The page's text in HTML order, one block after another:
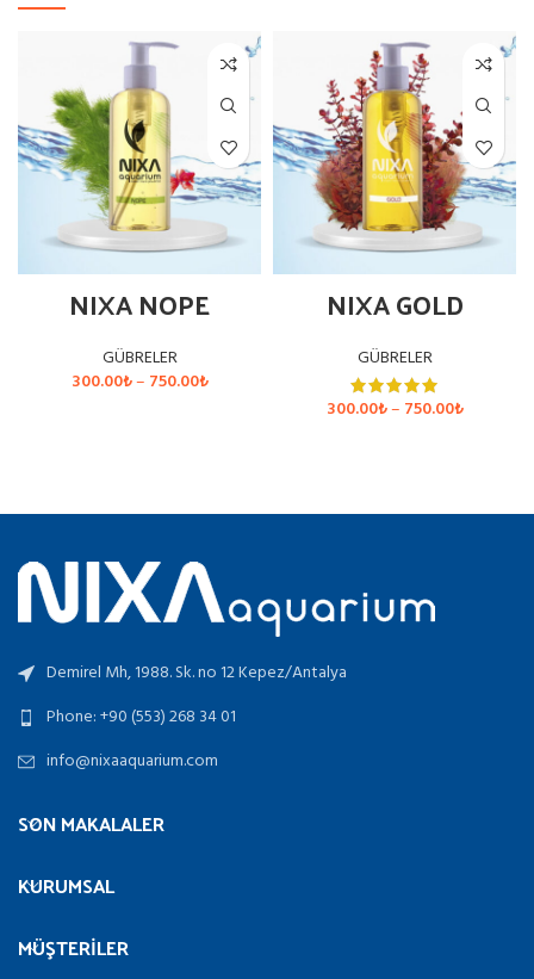
NIXA NOPE
GÜBRELER
300.00₺– 750.00₺Fiyat
NIXA GOLD
GÜBRELER
300.00₺– 750.00₺Fiyat
Demirel Mh, 1988. Sk. no 12 Kepez/Antalya
Phone: +90 (553) 268 34 01
info@nixaaquarium.com
SON MAKALALER
KURUMSAL
MÜŞTERILER